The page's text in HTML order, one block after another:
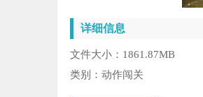
详细信息
文件大小： 1861.87MB
类别： 动作闯关